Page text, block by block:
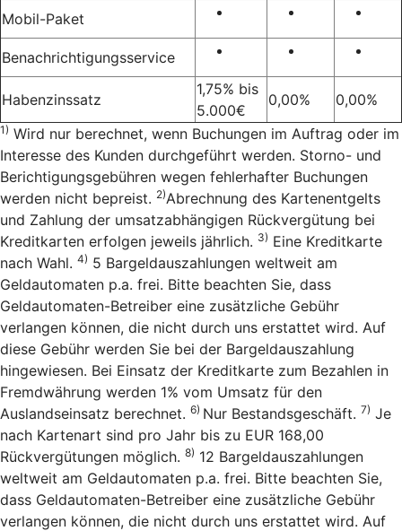
Mobil-Paket
Benachrichtigungsservice
Habenzinssatz
1,75% bis
5.000€
0,00% 0,00%
1) Wird nur berechnet, wenn Buchungen im Auftrag oder im
Interesse des Kunden durchgeführt werden. Storno- und
Berichtigungsgebühren wegen fehlerhafter Buchungen
werden nicht bepreist. 2)Abrechnung des Kartenentgelts
und Zahlung der umsatzabhängigen Rückvergütung bei
Kreditkarten erfolgen jeweils jährlich. 3) Eine Kreditkarte
nach Wahl. 4) 5 Bargeldauszahlungen weltweit am
Geldautomaten p.a. frei. Bitte beachten Sie, dass
Geldautomaten-Betreiber eine zusätzliche Gebühr
verlangen können, die nicht durch uns erstattet wird. Auf
diese Gebühr werden Sie bei der Bargeldauszahlung
hingewiesen. Bei Einsatz der Kreditkarte zum Bezahlen in
Fremdwährung werden 1% vom Umsatz für den
Auslandseinsatz berechnet. 6) Nur Bestandsgeschäft. 7) Je
nach Kartenart sind pro Jahr bis zu EUR 168,00
Rückvergütungen möglich. 8) 12 Bargeldauszahlungen
weltweit am Geldautomaten p.a. frei. Bitte beachten Sie,
dass Geldautomaten-Betreiber eine zusätzliche Gebühr
verlangen können, die nicht durch uns erstattet wird. Auf